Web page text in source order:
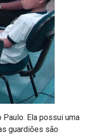
Ela possui uma
guardiões são